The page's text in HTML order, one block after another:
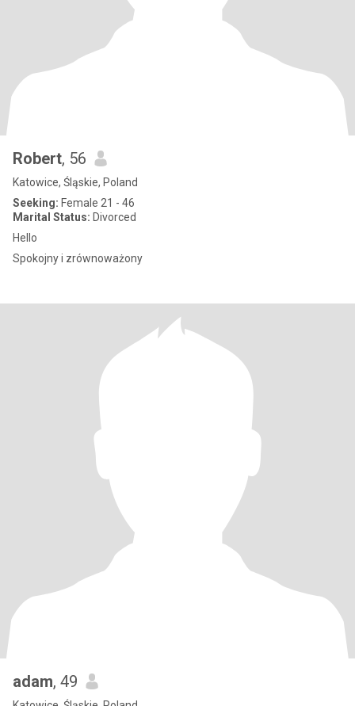
Robert, 56
Katowice, Śląskie, Poland
Seeking: Female 21 - 46
Marital Status: Divorced
Hello
Spokojny i zrównoważony
adam, 49